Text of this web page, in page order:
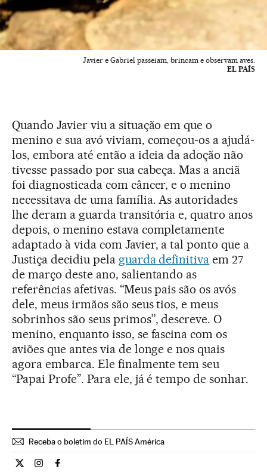
Javier e Gabriel passeiam, brincam e observam aves.
EL PAÍS
Quando Javier viu a situação em que o
menino e sua avó viviam, começou-os a ajudá-
los, embora até então a ideia da adoção não
tivesse passado por sua cabeça. Mas a anciã
foi diagnosticada com câncer, e o menino
necessitava de uma família. As autoridades
lhe deram a guarda transitória e, quatro anos
depois, o menino estava completamente
adaptado à vida com Javier, a tal ponto que a
Justiça decidiu pela guarda definitiva em 27
de março deste ano, salientando as
referências afetivas. “Meus pais são os avós
dele, meus irmãos são seus tios, e meus
sobrinhos são seus primos”, descreve. O
menino, enquanto isso, se fascina com os
aviões que antes via de longe e nos quais
agora embarca. Ele finalmente tem seu
“Papai Profe”. Para ele, já é tempo de sonhar.
Receba o boletim do EL PAÍS América
Internacional El País Brasil en Twitter
Internacional El País Brasil en Instagram
Internacional El País Brasil en Facebook